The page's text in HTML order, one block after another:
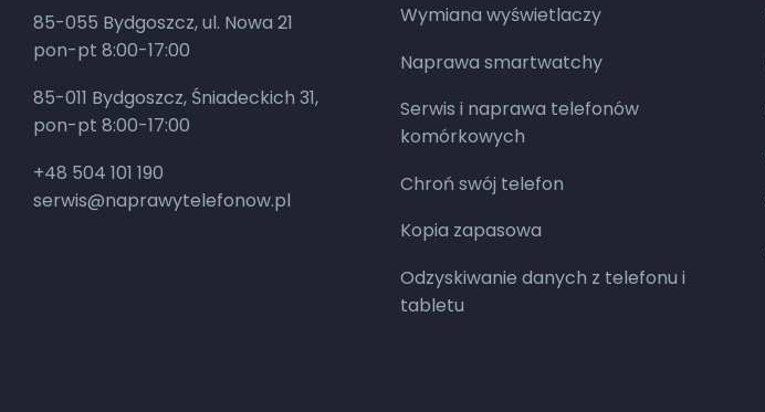
85-055 Bydgoszcz, ul. Nowa 21
pon-pt 8:00-17:00
85-011 Bydgoszcz, Śniadeckich 31,
pon-pt 8:00-17:00
+48 504 101 190
serwis@naprawytelefonow.pl
Wymiana wyświetlaczy
Naprawa smartwatchy
Serwis i naprawa telefonów
komórkowych
Chroń swój telefon
Kopia zapasowa
Odzyskiwanie danych z telefonu i
tabletu